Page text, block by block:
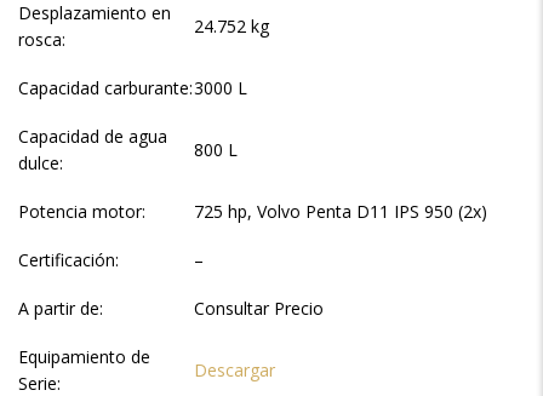
Desplazamiento en
rosca:
24.752 kg
Capacidad carburante:3000 L
Capacidad de agua
dulce:
800 L
Potencia motor: 725 hp, Volvo Penta D11 IPS 950 (2x)
Certificación: –
A partir de: Consultar Precio
Equipamiento de
Serie:
Descargar